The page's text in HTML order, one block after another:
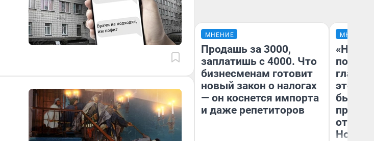
МНЕНИЕ
Продашь за 3000,
заплатишь с 4000. Что
бизнесменам готовит
новый закон о налогах
— он коснется импорта
и даже репетиторов
МНЕНИЕ
этого
бьет
отзыв
Нолана